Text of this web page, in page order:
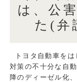
は、公
た(弁
トヨタ自動車をは
対策の不十分な自
降のディーゼル化